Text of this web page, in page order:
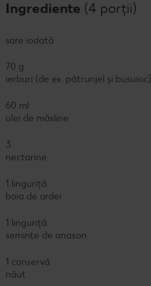
Ingrediente (4 porții)
sare iodată
70 g
ierburi (de ex. pătrunjel și busuioc)
60 ml
ulei de măsline
3
nectarine
1 linguriță
boia de ardei
1 linguriță
semințe de anason
1 conservă
năut